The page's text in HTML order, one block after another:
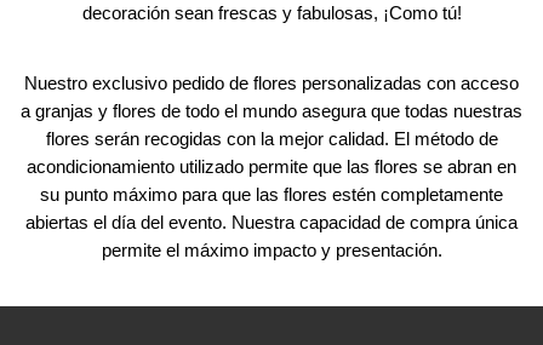
decoración sean frescas y fabulosas, ¡Como tú!
Nuestro exclusivo pedido de flores personalizadas con acceso
a granjas y flores de todo el mundo asegura que todas nuestras
flores serán recogidas con la mejor calidad. El método de
acondicionamiento utilizado permite que las flores se abran en
su punto máximo para que las flores estén completamente
abiertas el día del evento. Nuestra capacidad de compra única
permite el máximo impacto y presentación.